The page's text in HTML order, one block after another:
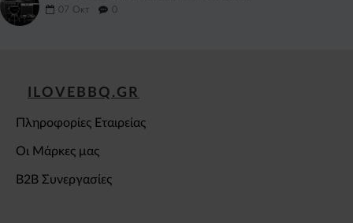
07 Οκτ 0
ILOVEBBQ.GR
Πληροφορίες Εταιρείας
Οι Μάρκες μας
B2B Συνεργασίες